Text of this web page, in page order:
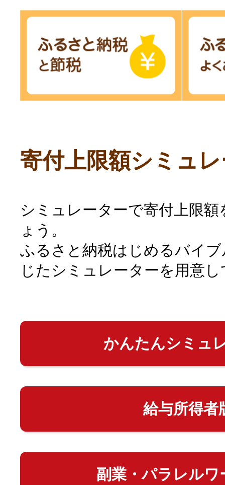
寄付上限額シミュ
シミュレーターで寄付上限
ょう。
ふるさと納税はじめるバイ
じたシミュレーターを用意
かんたんシミュ
給与所得者
副業・パラレルワ